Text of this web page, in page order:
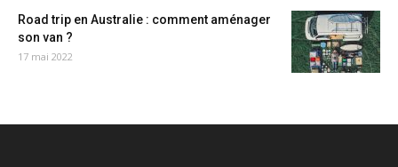
Road trip en Australie : comment aménager
son van ?
17 mai 2022